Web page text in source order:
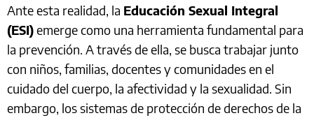
Ante esta realidad, la Educación Sexual Integral
(ESI)emerge como una herramienta fundamental para
la prevención. A través de ella, se busca trabajar junto
con niños, familias, docentes y comunidades en el
cuidado del cuerpo, la afectividad y la sexualidad. Sin
embargo, los sistemas de protección de derechos de la